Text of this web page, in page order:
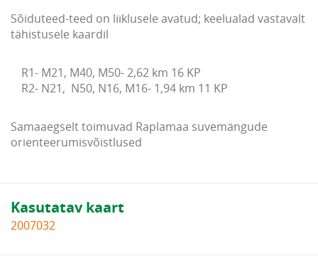
Sõiduteed-teed on liiklusele avatud; keelualad vastavalt
tähistusele kaardil
R1- M21, M40, M50- 2,62 km 16 KP
R2- N21,  N50, N16, M16- 1,94 km 11 KP
Samaaegselt toimuvad Raplamaa suvemängude
orienteerumisvõistlused
Kasutatav kaart
2007032